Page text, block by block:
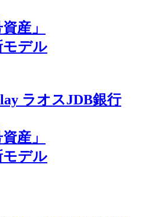
産」
モデル
ラオスJDB銀行
産」
モデル